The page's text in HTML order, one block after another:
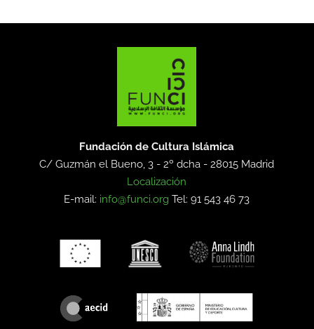
Fundación de Cultura Islámica
C/ Guzmán el Bueno, 3 - 2º dcha -28015 Madrid
Localización
E-mail: info@funci.org Tel: 91 543 46 73